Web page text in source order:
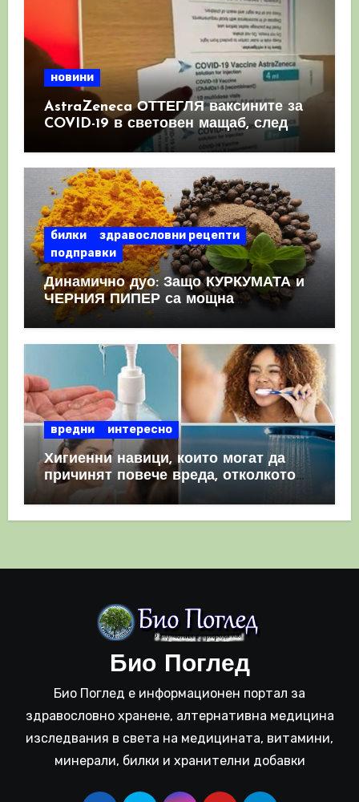
новини
AstraZeneca ОТТЕГЛЯ ваксините за
COVID-19 в световен мащаб, след
като призна, че те причиняват
билки
здравословни рецепти
подправки
Динамично дуо: Защо КУРКУМАТА и
ЧЕРНИЯ ПИПЕР са мощна
комбинация
вредни интересно
Хигиенни навици, които могат да
причинят повече вреда, отколкото
полза
Био Поглед
Био Поглед е информационен портал за
здравословно хранене, алтернативна медицина
изследвания в света на медицината, витамини,
минерали, билки и хранителни добавки